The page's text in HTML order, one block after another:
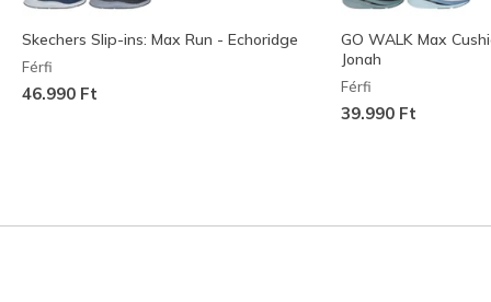
Skechers Slip-ins: Max Run - Echoridge
Férfi
46.990 Ft
GO WALK Max
Jonah
Férfi
39.990 Ft